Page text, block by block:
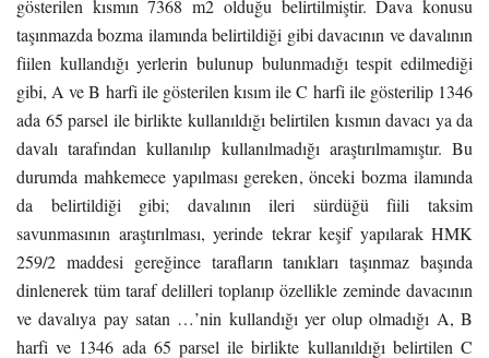
gösterilen kısmın 7368 m2 olduğu belirtilmiştir. Dava konusu
taşınmazda bozma ilamında belirtildiği gibi davacının ve davalının
fiilen kullandığı yerlerin bulunup bulunmadığı tespit edilmediği
gibi, A ve B harfi ile gösterilen kısım ile C harfi ile gösterilip 1346
ada 65 parsel ile birlikte kullanıldığı belirtilen kısmın davacı ya da
davalı tarafından kullanılıp kullanılmadığı araştırılmamıştır. Bu
durumda mahkemece yapılması gereken, önceki bozma ilamında
da belirtildiği gibi; davalının ileri sürdüğü fiili taksim
savunmasının araştırılması, yerinde tekrar keşif yapılarak HMK
259/2 maddesi gereğince tarafların tanıkları taşınmaz başında
dinlenerek tüm taraf delilleri toplanıp özellikle zeminde davacının
ve davalıya pay satan …’nin kullandığı yer olup olmadığı A, B
harfi ve 1346 ada 65 parsel ile birlikte kullanıldığı belirtilen C